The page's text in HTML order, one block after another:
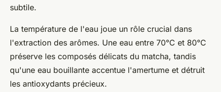
subtile.
La température de l'eau joue un rôle crucial dans
l'extraction des arômes. Une eau entre 70°C et 80°C
préserve les composés délicats du matcha, tandis
qu'une eau bouillante accentue l'amertume et détruit
les antioxydants précieux.